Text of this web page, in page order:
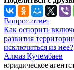
Вопрос-ответ
Как оспорить
развития
исключиться из нее?
Алмаз Кучембаев
юридическое